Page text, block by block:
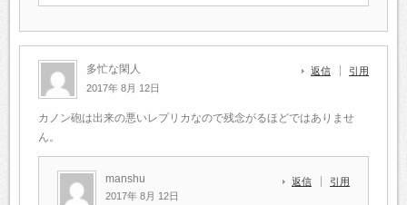
多忙な閑人
2017年 8月 12日
返信 引用
カノン砲は出来の悪いレプリカなので残念がるほどではありませ
ん。
manshu
2017年 8月 12日
返信 引用